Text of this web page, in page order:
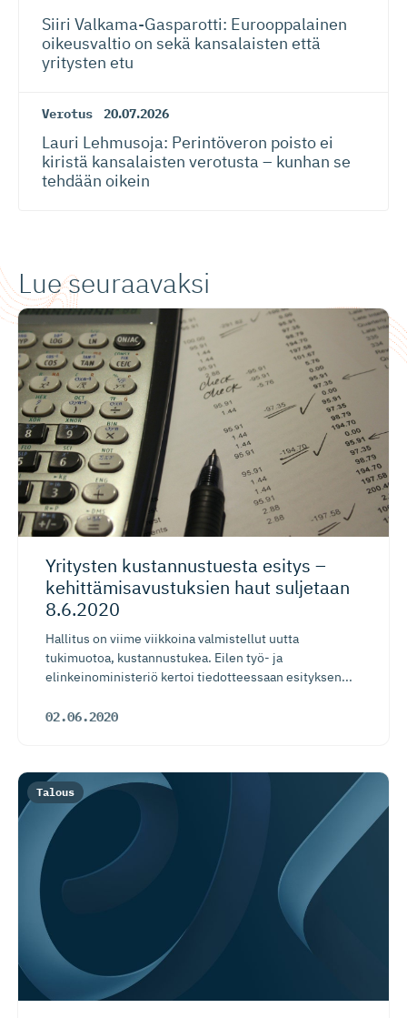
Siiri Valkama-Gas­pa­rotti: Eurooppalainen
oikeusvaltio on sekä kansalaisten että
yritysten etu
Verotus 20.07.2026
Lauri Lehmusoja: Perintöveron poisto ei
kiristä kansalaisten verotusta – kunhan se
tehdään oikein
Lue seuraavaksi
Yritysten kustannus­tuesta esitys –
kehittämi­sa­vus­tuksien haut suljetaan
8.6.2020
Hallitus on viime viikkoina valmistellut uutta
tukimuotoa, kustannustukea. Eilen työ- ja
elinkeinoministeriö kertoi tiedotteessaan esityksen...
02.06.2020
Talous